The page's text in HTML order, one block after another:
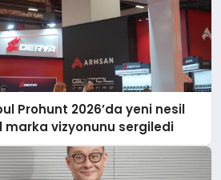
Prohunt 2026’da yeni nesil
marka vizyonunu sergiledi